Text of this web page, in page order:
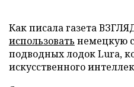
Как писала газета
использовать немецкую
подводных лодок Lura,
искусственного